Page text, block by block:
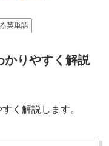
英単語
かりやすく解説
く解説します。